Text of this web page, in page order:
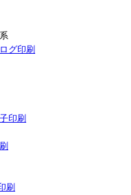
グ印刷
印刷
刷